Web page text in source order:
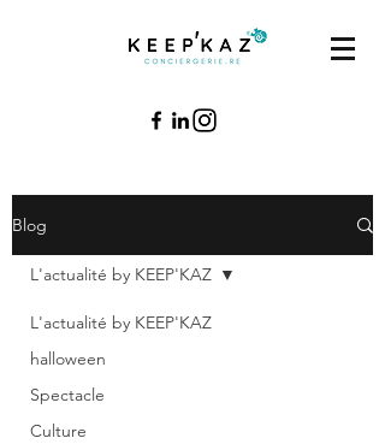
Blog
L'actualité by KEEP'KAZ
halloween
Spectacle
Culture
L'actualité by KEEP'KAZ